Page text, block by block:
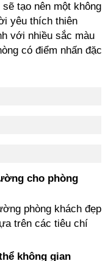
tạo nên một không
yêu thích thiên
với nhiều sắc màu
có điểm nhấn đặc
cho phòng
phòng khách đẹp
trên các tiêu chí
không gian